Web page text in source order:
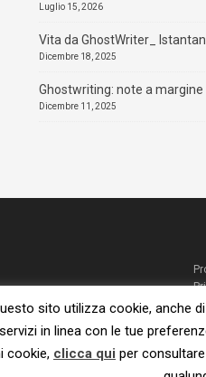
Luglio 15, 2026
Vita da GhostWriter_
Dicembre 18, 2025
Ghostwriting: note a margine
Dicembre 11, 2025
©
sito utilizza cookie, anche
in linea con le tue
cookie, clicca qui per